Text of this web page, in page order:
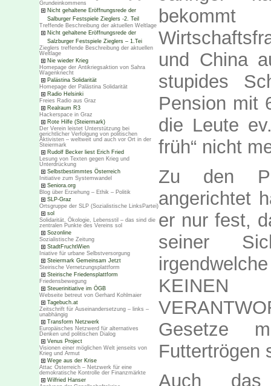
Grundeinkommens
Nicht gehaltene Eröffnungsrede der
Salburger Festspiele Zieglers -2. Teil
Treffende Beschreibung der aktuellen Weltlage
Nicht gehaltene Eröffnungsrede der
Salzburger Festspiele Zieglers – 1.Tei
Zieglers treffende Beschreibung der aktuellen
Weltlage
Nie wieder Krieg
Homepage der Antikriegsaktion von Sahra
Wagenknecht
Palästina Solidarität
Homepage der Palästina Solidarität
Radio Helsinki
Freies Radio aus Graz
Realraum R3
Hackerspace in Graz
Rote Hilfe (Steiermark)
Der Verein leistet Unterstützung bei
gerichtlicher Verfolgung von politischen
Aktivisten – weltweit und auch vor Ort in der
Steiermark
Rudolf Becker liest Erich Fried
Lesung von Texten gegen Krieg und
Unterdrückung
Selbstbestimmtes Österreich
Initiative zum Systemwandel
Seniora.org
Blog über Erziehung – Ethik – Politik
SLP-Graz
Ortsgruppe der SLP (Sozialistische LinksPartei)
sol
Solidarität, Ökologie, Lebensstil – das sind die
zentralen Punkte des Vereins sol
Sozonline
Sozialistische Zeitung
StadtFruchtWien
Iniative für urbane Selbstversorgung
Steiermark Gemeinsam Jetzt
Steirische Vernetzungsplattform
Steirische Friedensplattform
Friedensbewegung
Steuerinitiative im ÖGB
Webseite betreut von Gerhard Kohlmaier
Tagebuch.at
Zeitschrift für Auseinandersetzung – links –
unabhängig
Transform Netzwerk
Europäisches Netzwerd für alternatives
Denken und politischen Dialog
Venus Project
Visionen einer möglichen Welt jenseits von
Krieg und Armut
Wege aus der Krise
Attac Österreich – Netzwerk für eine
demokratische Kontrolle der Finanzmärkte
Wilfried Hanser
und China
stupides
Pension mit
die Leute
früh“ nicht
Zu den
angerichtet
er nur fest,
seiner
Gesetze
Futtertrögen
Auch